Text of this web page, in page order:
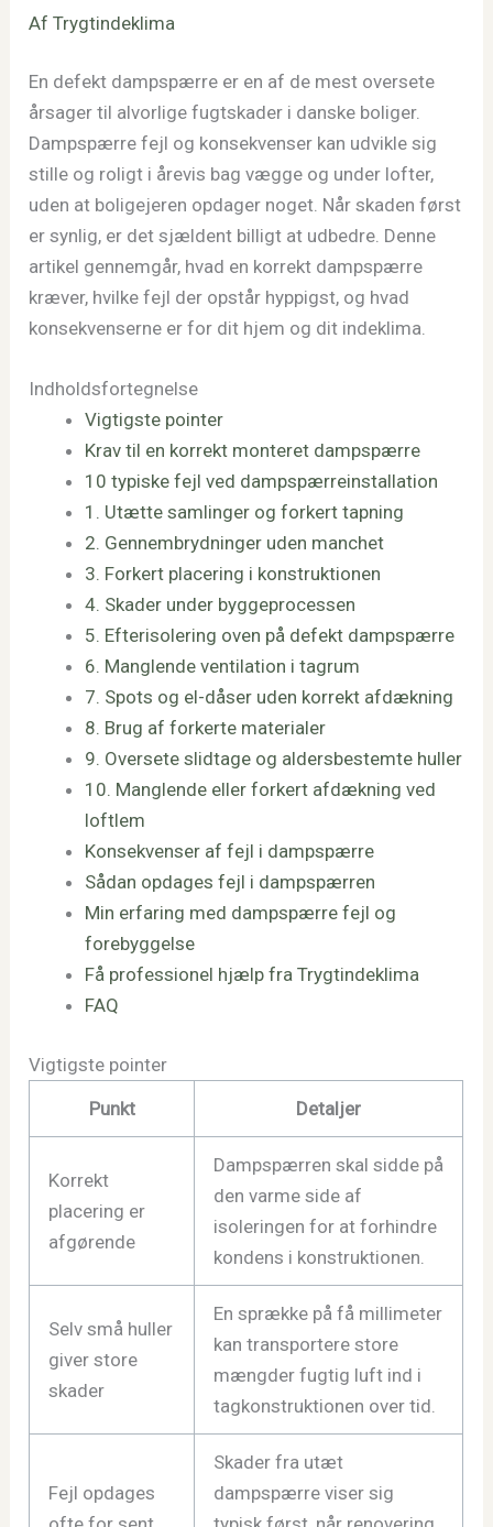
AfTrygtindeklima
En defekt dampspærre er en af de mest oversete
årsager til alvorlige fugtskader i danske boliger.
Dampspærre fejl og konsekvenser kan udvikle sig
stille og roligt i årevis bag vægge og under lofter,
uden at boligejeren opdager noget. Når skaden først
er synlig, er det sjældent billigt at udbedre. Denne
artikel gennemgår, hvad en korrekt dampspærre
kræver, hvilke fejl der opstår hyppigst, og hvad
konsekvenserne er for dit hjem og dit indeklima.
Indholdsfortegnelse
Vigtigste pointer
Krav til en korrekt monteret dampspærre
10 typiske fejl ved dampspærreinstallation
1. Utætte samlinger og forkert tapning
2. Gennembrydninger uden manchet
3. Forkert placering i konstruktionen
4. Skader under byggeprocessen
5. Efterisolering oven på defekt dampspærre
6. Manglende ventilation i tagrum
7. Spots og el-dåser uden korrekt afdækning
8. Brug af forkerte materialer
9. Oversete slidtage og aldersbestemte huller
10. Manglende eller forkert afdækning ved
loftlem
Konsekvenser af fejl i dampspærre
Sådan opdages fejl i dampspærren
Min erfaring med dampspærre fejl og
forebyggelse
Få professionel hjælp fra Trygtindeklima
FAQ
Vigtigste pointer
Punkt
Detaljer
Korrekt
placering er
afgørende
Dampspærren skal sidde på
den varme side af
isoleringen for at forhindre
kondens i konstruktionen.
Selv små huller
giver store
skader
En sprække på få millimeter
kan transportere store
mængder fugtig luft ind i
tagkonstruktionen over tid.
Fejl opdages
Skader fra utæt
dampspærre viser sig